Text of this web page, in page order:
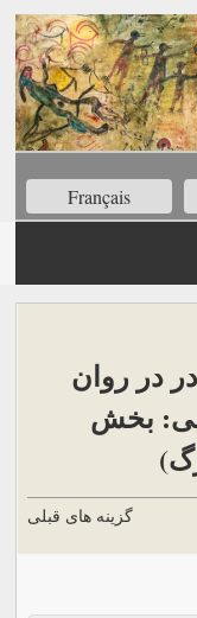
Français
در روان
بخش
گزینه های قبلی